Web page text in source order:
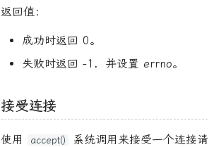
返回值：
成功时返回 0。
失败时返回 -1，并设置 errno。
接受连接
使用 accept() 系统调用来接受一个连接